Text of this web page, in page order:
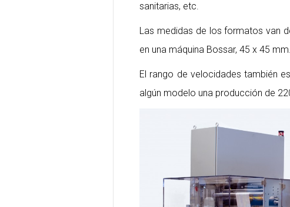
sanitarias, etc.
Las medidas de los formatos van
en una máquina Bossar, 45 x 45
El rango de velocidades también
algún modelo una producción de